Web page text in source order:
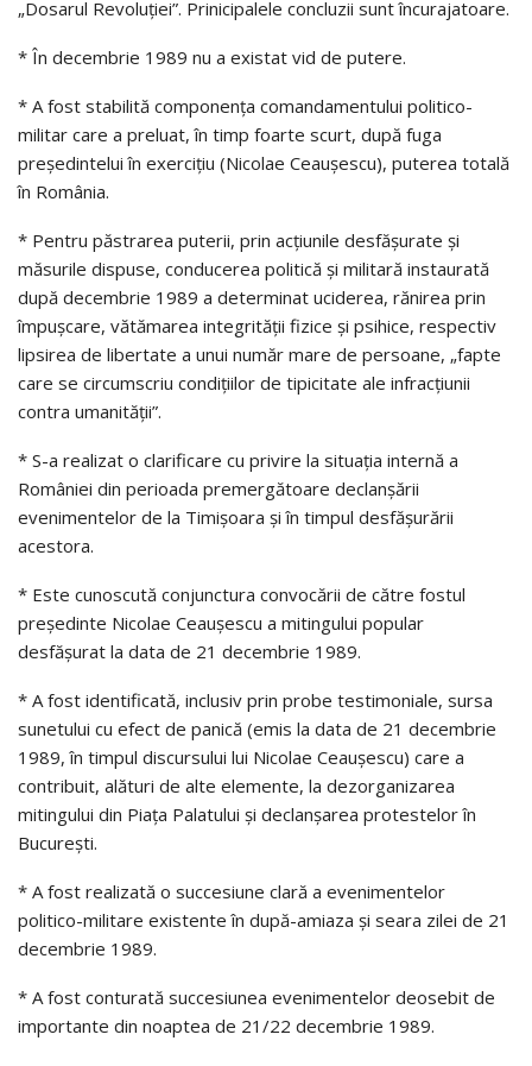
„Dosarul Revoluţiei”. Prinicipalele concluzii sunt încurajatoare.
* În decembrie 1989 nu a existat vid de putere.
* A fost stabilită componenţa comandamentului politico-
militar care a preluat, în timp foarte scurt, după fuga
preşedintelui în exerciţiu (Nicolae Ceaușescu), puterea totală
în România.
* Pentru păstrarea puterii, prin acţiunile desfăşurate şi
măsurile dispuse, conducerea politică şi militară instaurată
după decembrie 1989 a determinat uciderea, rănirea prin
împuşcare, vătămarea integrităţii fizice şi psihice, respectiv
lipsirea de libertate a unui număr mare de persoane, „fapte
care se circumscriu condiţiilor de tipicitate ale infracţiunii
contra umanităţii”.
* S-a realizat o clarificare cu privire la situaţia internă a
României din perioada premergătoare declanşării
evenimentelor de la Timişoara şi în timpul desfăşurării
acestora.
* Este cunoscută conjunctura convocării de către fostul
preşedinte Nicolae Ceauşescu a mitingului popular
desfăşurat la data de 21 decembrie 1989.
* A fost identificată, inclusiv prin probe testimoniale, sursa
sunetului cu efect de panică (emis la data de 21 decembrie
1989, în timpul discursului lui Nicolae Ceauşescu) care a
contribuit, alături de alte elemente, la dezorganizarea
mitingului din Piaţa Palatului şi declanşarea protestelor în
Bucureşti.
* A fost realizată o succesiune clară a evenimentelor
politico-militare existente în după-amiaza şi seara zilei de 21
decembrie 1989.
* A fost conturată succesiunea evenimentelor deosebit de
importante din noaptea de 21/22 decembrie 1989.